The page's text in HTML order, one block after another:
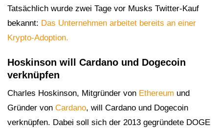
Tatsächlich wurde zwei Tage vor Musks Twitter-Kauf
bekannt: Das Unternehmen arbeitet bereits an einer
Krypto-Adoption.
Hoskinson will Cardano und Dogecoin
verknüpfen
Charles Hoskinson, Mitgründer von Ethereum und
Gründer von Cardano, will Cardano und Dogecoin
verknüpfen. Dabei soll sich der 2013 gegründete DOGE